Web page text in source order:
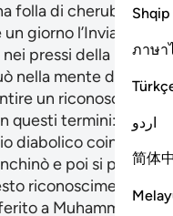
Shqip
ภาษา
اردو
简体
folla di cherubini
giorno l’Inviato di
pressi della Ka‘ba,
nella mente dei
un
questi termini: «Sono
diabolico coincise
e poi si
riconoscimento alle
a Muhammad